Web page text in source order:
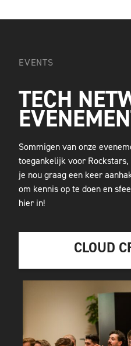
EVENTS
TECH
Sommigen van onze
toegankelijk voor
je nou graag een keer
om kennis op te doen en
hier in!
CLOUD